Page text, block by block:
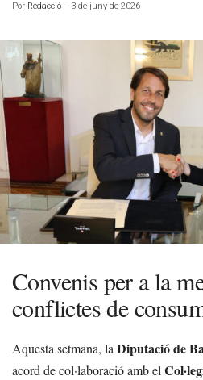
Por Redacció - 3 de juny de 2026
Convenis per a la
conflictes de
Aquesta setmana, la Diputació de
acord de col·laboració amb el